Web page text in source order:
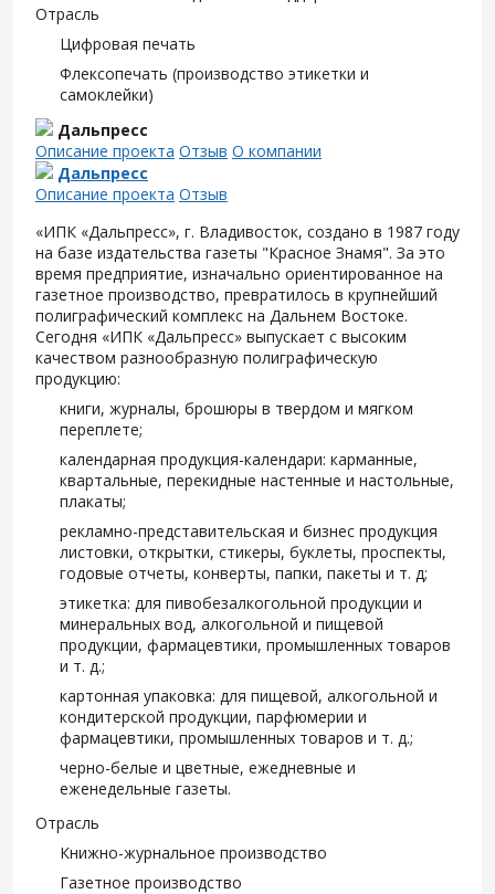
Отрасль
Цифровая печать
Флексопечать (производство этикетки и
самоклейки)
Дальпресс
Описание проекта Отзыв О компании
Дальпресс
Описание проекта Отзыв
«ИПК «Дальпресс», г. Владивосток, создано в 1987 году
на базе издательства газеты "Красное Знамя". За это
время предприятие, изначально ориентированное на
газетное производство, превратилось в крупнейший
полиграфический комплекс на Дальнем Востоке.
Сегодня «ИПК «Дальпресс» выпускает с высоким
качеством разнообразную полиграфическую
продукцию:
книги, журналы, брошюры в твердом и мягком
переплете;
календарная продукция-календари: карманные,
квартальные, перекидные настенные и настольные,
плакаты;
рекламно-представительская и бизнес продукция
листовки, открытки, стикеры, буклеты, проспекты,
годовые отчеты, конверты, папки, пакеты и т. д;
этикетка: для пивобезалкогольной продукции и
минеральных вод, алкогольной и пищевой
продукции, фармацевтики, промышленных товаров
и т. д.;
картонная упаковка: для пищевой, алкогольной и
кондитерской продукции, парфюмерии и
фармацевтики, промышленных товаров и т. д.;
черно-белые и цветные, ежедневные и
еженедельные газеты.
Отрасль
Книжно-журнальное производство
Газетное производство